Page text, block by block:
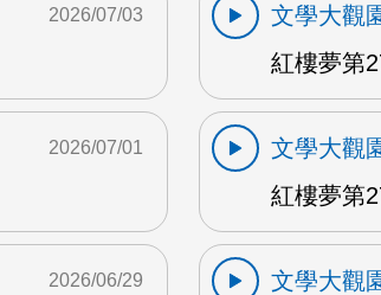
2026/07/03
文學大觀
紅樓夢第
2026/07/01
文學大觀
紅樓夢第
2026/06/29
文學大觀